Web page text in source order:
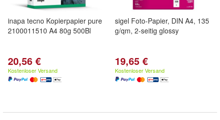
inapa tecno Kopierpapier pure
2100011510 A4 80g 500Bl
20,56 €
Kostenloser Versand
sigel Foto-Papier, DIN A4, 135
g/qm, 2-seitig glossy
19,65 €
Kostenloser Versand